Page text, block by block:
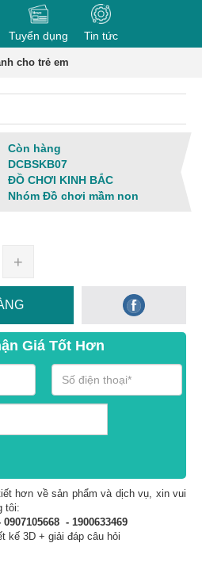
Tuyển dụng Tin tức
cho trẻ em
Còn hàng
DCBSKB07
ĐỒ CHƠI KINH BẮC
Nhóm Đồ chơi mầm non
+
Giá Tốt Hơn
hơn về sản phẩm và dịch vụ, xin vui
tôi:
- 1900633469
kế 3D + giải đáp câu hỏi